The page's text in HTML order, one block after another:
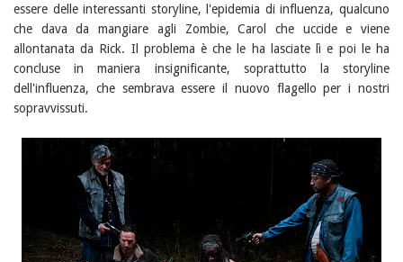
essere delle interessanti storyline, l'epidemia di influenza, qualcuno
che dava da mangiare agli Zombie, Carol che uccide e viene
allontanata da Rick. Il problema è che le ha lasciate lì e poi le ha
concluse in maniera insignificante, soprattutto la storyline
dell'influenza, che sembrava essere il nuovo flagello per i nostri
sopravvissuti.